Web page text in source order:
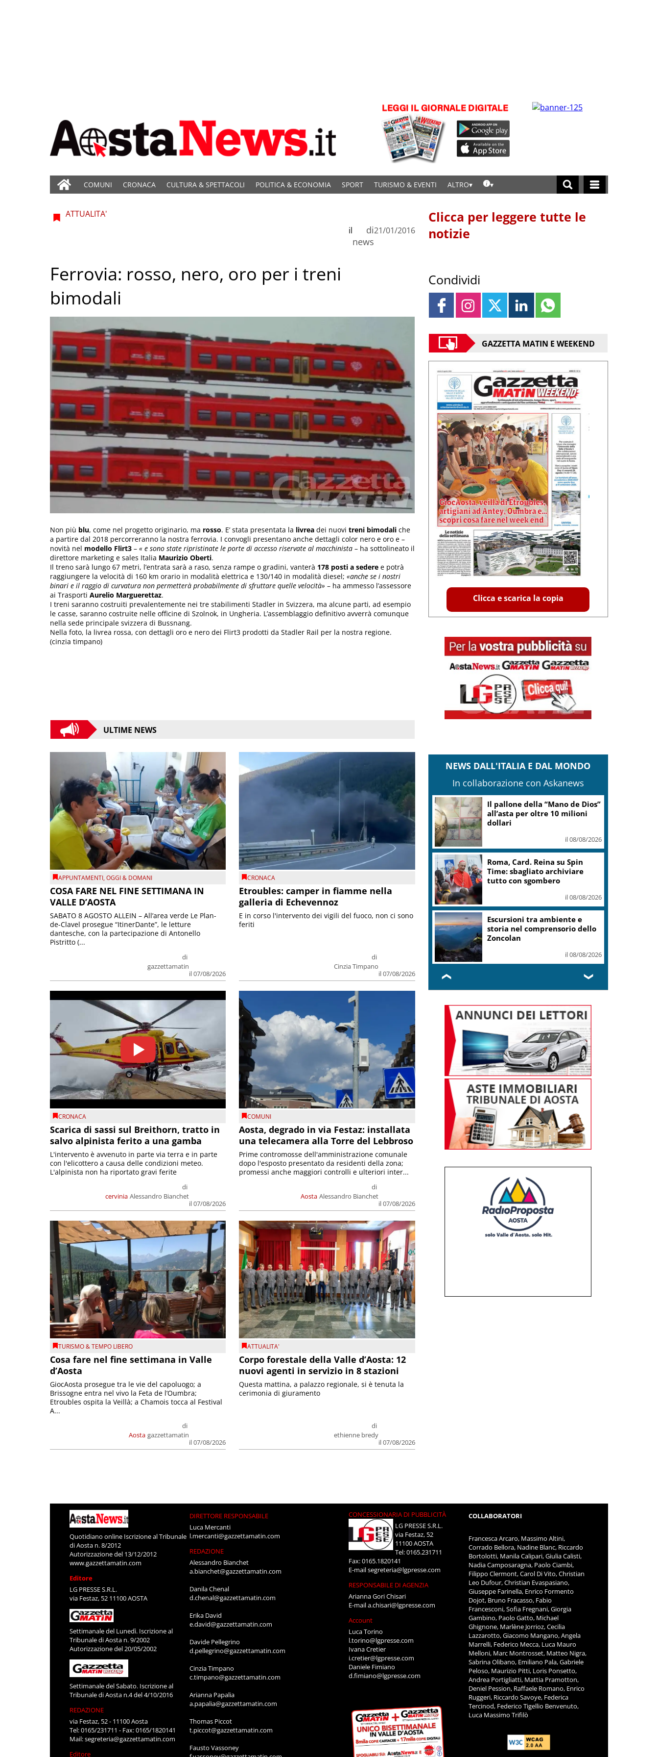
COMUNI CRONACA CULTURA & SPETTACOLI POLITICA & ECONOMIA SPORT TURISMO & EVENTI ALTRO
ATTUALITA'
di
news
il 21/01/2016
Ferrovia: rosso, nero, oro per i treni
bimodali
Non più blu, come nel progetto originario, ma rosso. E’ stata presentata la livrea dei nuovi treni bimodali che
a partire dal 2018 percorreranno la nostra ferrovia. I convogli presentano anche dettagli color nero e oro e –
novità nel modello Flirt3 – « e sono state ripristinate le porte di accesso riservate al macchinista – ha sottolineato il
direttore marketing e sales Italia Maurizio Oberti.
Il treno sarà lungo 67 metri, l’entrata sarà a raso, senza rampe o gradini, vanterà 178 posti a sedere e potrà
raggiungere la velocità di 160 km orario in modalità elettrica e 130/140 in modalità diesel; «anche se i nostri
binari e il raggio di curvatura non permetterà probabilmente di sfruttare quelle velocità» – ha ammesso l’assessore
ai Trasporti Aurelio Marguerettaz.
I treni saranno costruiti prevalentemente nei tre stabilimenti Stadler in Svizzera, ma alcune parti, ad esempio
le casse, saranno costruite nelle officine di Szolnok, in Ungheria. L’assemblaggio definitivo avverrà comunque
nella sede principale svizzera di Bussnang.
Nella foto, la livrea rossa, con dettagli oro e nero dei Flirt3 prodotti da Stadler Rail per la nostra regione.
(cinzia timpano)
ULTIME NEWS
APPUNTAMENTI,OGGI & DOMANI
COSA FARE NEL FINE SETTIMANA IN
VALLE D’AOSTA
di
gazzettamatin
il 07/08/2026
SABATO 8 AGOSTO ALLEIN – All’area verde Le Plan-
de-Clavel prosegue “ItinerDante”, le letture
dantesche, con la partecipazione di Antonello
Pistritto (...
CRONACA
Etroubles: camper in fiamme nella
galleria di Echevennoz
di
Cinzia Timpano
il 07/08/2026
E in corso l'intervento dei vigili del fuoco, non ci sono
feriti
CRONACA
Scarica di sassi sul Breithorn, tratto in
salvo alpinista ferito a una gamba
cervinia
di
Alessandro Bianchet
il 07/08/2026
L'intervento è avvenuto in parte via terra e in parte
con l'elicottero a causa delle condizioni meteo.
L'alpinista non ha riportato gravi ferite
COMUNI
Aosta, degrado in via Festaz: installata
una telecamera alla Torre del Lebbroso
Aosta
di
Alessandro Bianchet
il 07/08/2026
Prime contromosse dell'amministrazione comunale
dopo l'esposto presentato da residenti della zona;
promessi anche maggiori controlli e ulteriori inter...
TURISMO & TEMPO LIBERO
Cosa fare nel fine settimana in Valle
d’Aosta
Aosta
di
gazzettamatin
il 07/08/2026
GiocAosta prosegue tra le vie del capoluogo; a
Brissogne entra nel vivo la Feta de l’Oumbra;
Etroubles ospita la Veillà; a Chamois tocca al Festival
A...
ATTUALITA'
Corpo forestale della Valle d’Aosta: 12
nuovi agenti in servizio in 8 stazioni
di
ethienne bredy
il 07/08/2026
Questa mattina, a palazzo regionale, si è tenuta la
cerimonia di giuramento
Clicca per leggere tutte le
notizie
Condividi
GAZZETTA MATIN E WEEKEND
Clicca e scarica la copia
NEWS DALL'ITALIA E DAL MONDO
In collaborazione con Askanews
Il pallone della “Mano de Dios”
all’asta per oltre 10 milioni
dollari
il 08/08/2026
Roma, Card. Reina su Spin
Time: sbagliato archiviare
tutto con sgombero
il 08/08/2026
Escursioni tra ambiente e
storia nel comprensorio dello
Zoncolan
il 08/08/2026
❮ ❯
Quotidiano online Iscrizione al Tribunale
di Aosta n. 8/2012
Autorizzazione del 13/12/2012
www.gazzettamatin.com
Editore
LG PRESSE S.R.L.
via Festaz, 52 11100 AOSTA
Settimanale del Lunedì. Iscrizione al
Tribunale di Aosta n. 9/2002
Autorizzazione del 20/05/2002
Settimanale del Sabato. Iscrizione al
Tribunale di Aosta n.4 del 4/10/2016
REDAZIONE
via Festaz, 52 - 11100 Aosta
Tel: 0165/231711 - Fax: 0165/1820141
Mail:segreteria@gazzettamatin.com
Editore
DIRETTORE RESPONSABILE
Luca Mercanti
l.mercanti@gazzettamatin.com
REDAZIONE
Alessandro Bianchet
a.bianchet@gazzettamatin.com
Danila Chenal
d.chenal@gazzettamatin.com
Erika David
e.david@gazzettamatin.com
Davide Pellegrino
d.pellegrino@gazzettamatin.com
Cinzia Timpano
c.timpano@gazzettamatin.com
Arianna Papalia
a.papalia@gazzettamatin.com
Thomas Piccot
t.piccot@gazzettamatin.com
Fausto Vassoney
CONCESSIONARIA DI PUBBLICITÀ
LG PRESSE S.R.L.
via Festaz, 52
11100 AOSTA
Tel: 0165.231711
Fax: 0165.1820141
E-mailsegreteria@lgpresse.com
RESPONSABILE DI AGENZIA
Arianna Gori Chisari
E-maila.chisari@lgpresse.com
Account
Luca Torino
l.torino@lgpresse.com
Ivana Cretier
i.cretier@lgpresse.com
Daniele Fimiano
d.fimiano@lgpresse.com
COLLABORATORI
Francesca Arcaro, Massimo Altini,
Corrado Bellora, Nadine Blanc, Riccardo
Bortolotti, Manila Calipari, Giulia Calisti,
Nadia Camposaragna, Paolo Ciambi,
Filippo Clermont, Carol Di Vito, Christian
Leo Dufour, Christian Evaspasiano,
Giuseppe Farinella, Enrico Formento
Dojot, Bruno Fracasso, Fabio
Francesconi, Sofia Fregnani, Giorgia
Gambino, Paolo Gatto, Michael
Ghignone, Marlène Jorrioz, Cecilia
Lazzarotto, Giacomo Mangano, Angela
Marrelli, Federico Mecca, Luca Mauro
Melloni, Marc Montrosset, Matteo Nigra,
Sabrina Olibano, Emiliano Pala, Gabriele
Peloso, Maurizio Pitti, Loris Ponsetto,
Andrea Portigliatti, Mattia Pramotton,
Deniel Pession, Raffaele Romano, Enrico
Ruggeri, Riccardo Savoye, Federica
Tercinod, Federico Tigellio Benvenuto,
Luca Massimo Trifilò